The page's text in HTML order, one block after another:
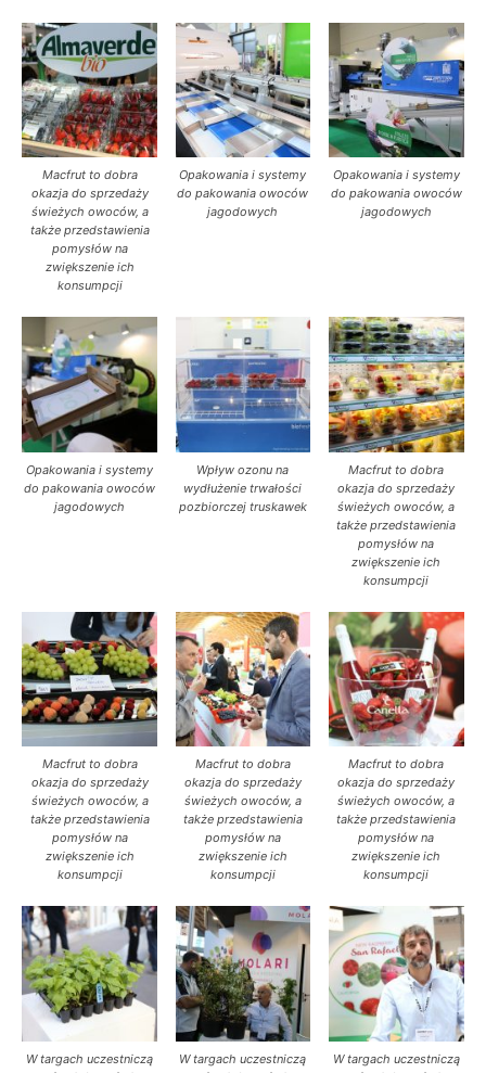
Macfrut to dobra
okazja do sprzedaży
świeżych owoców, a
także przedstawienia
pomysłów na
zwiększenie ich
konsumpcji
Opakowania i systemy
do pakowania owoców
jagodowych
Opakowania i systemy
do pakowania owoców
jagodowych
Opakowania i systemy
do pakowania owoców
jagodowych
Wpływ ozonu na
wydłużenie trwałości
pozbiorczej truskawek
Macfrut to dobra
okazja do sprzedaży
świeżych owoców, a
także przedstawienia
pomysłów na
zwiększenie ich
konsumpcji
Macfrut to dobra
okazja do sprzedaży
świeżych owoców, a
także przedstawienia
pomysłów na
zwiększenie ich
konsumpcji
Macfrut to dobra
okazja do sprzedaży
świeżych owoców, a
także przedstawienia
pomysłów na
zwiększenie ich
konsumpcji
Macfrut to dobra
okazja do sprzedaży
świeżych owoców, a
także przedstawienia
pomysłów na
zwiększenie ich
konsumpcji
W targach uczestniczą
W targach uczestniczą
W targach uczestniczą